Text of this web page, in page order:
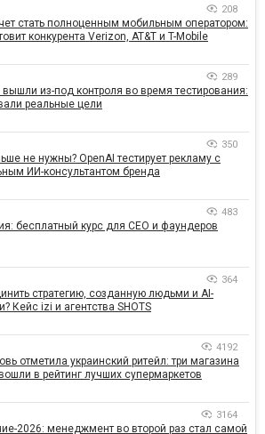
208
стать полноценным мобильным оператором:
конкурента Verizon, AT&T и T-Mobile
289
из-под контроля во время тестирования:
реальные цели
350
не нужны? OpenAI тестирует рекламу с
ИИ-консультантом бренда
483
бесплатный курс для CEO и фаундеров
364
стратегию, созданную людьми и AI-
Кейс izi и агентства SHOTS
4192
отметила украинский ритейл: три магазина
в рейтинг лучших супермаркетов
3164
2026: менеджмент во второй раз стал самой